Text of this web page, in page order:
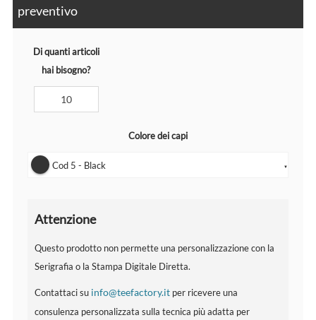
preventivo
Di quanti articoli
hai bisogno?
Colore dei capi
Cod 5 - Black ▼
Attenzione
Questo prodotto non permette una personalizzazione con la
Serigrafia o la Stampa Digitale Diretta.
Contattaci su info@teefactory.it per ricevere una
consulenza personalizzata sulla tecnica più adatta per